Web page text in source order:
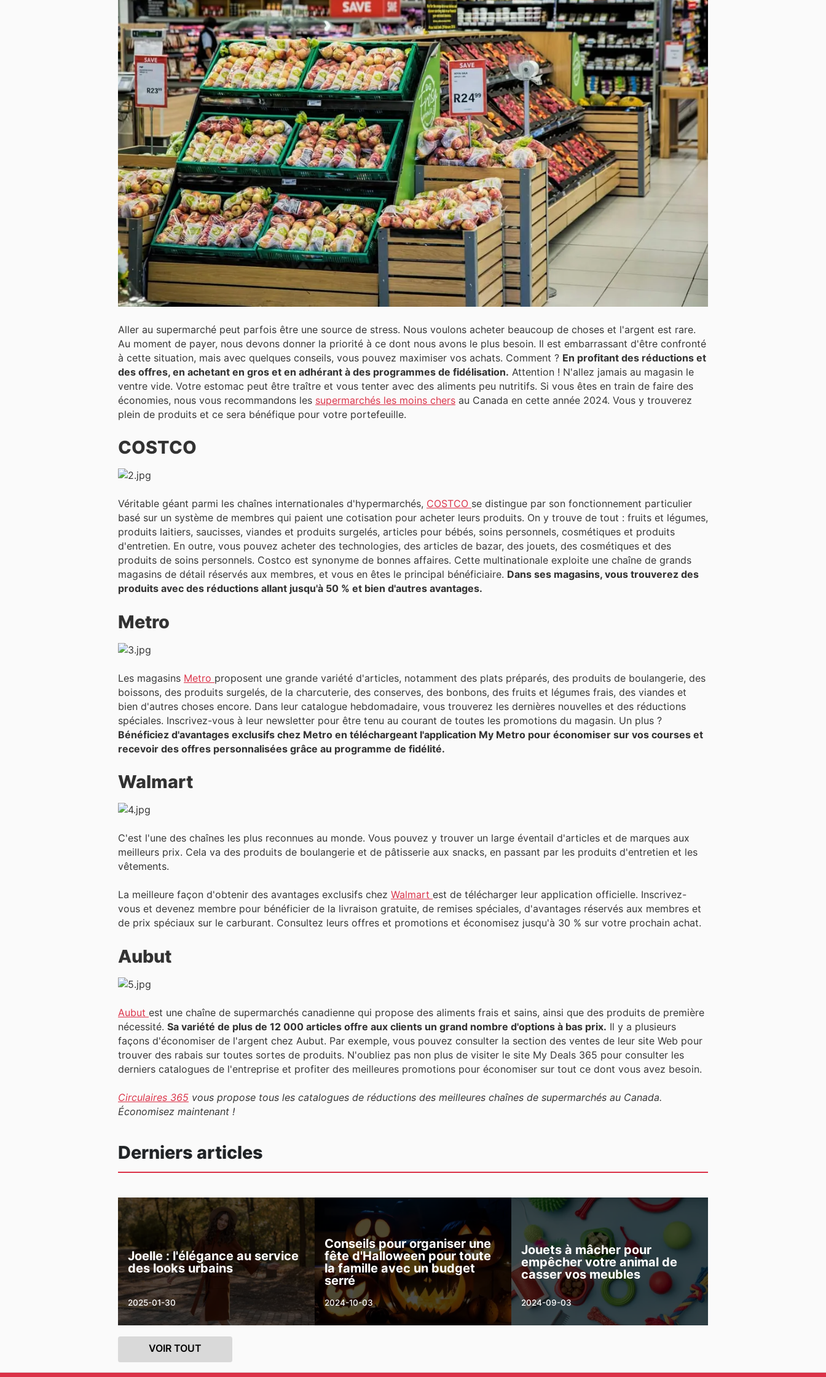
Aller au supermarché peut parfois être une source de stress. Nous voulons acheter beaucoup de choses et l'argent est rare.
Au moment de payer, nous devons donner la priorité à ce dont nous avons le plus besoin. Il est embarrassant d'être confronté
à cette situation, mais avec quelques conseils, vous pouvez maximiser vos achats. Comment ? En profitant des réductions et
des offres, en achetant en gros et en adhérant à des programmes de fidélisation. Attention ! N'allez jamais au magasin le
ventre vide. Votre estomac peut être traître et vous tenter avec des aliments peu nutritifs. Si vous êtes en train de faire des
économies, nous vous recommandons les supermarchés les moins chers au Canada en cette année 2024. Vous y trouverez
plein de produits et ce sera bénéfique pour votre portefeuille.
COSTCO
Véritable géant parmi les chaînes internationales d'hypermarchés, COSTCO se distingue par son fonctionnement particulier
basé sur un système de membres qui paient une cotisation pour acheter leurs produits. On y trouve de tout : fruits et légumes,
produits laitiers, saucisses, viandes et produits surgelés, articles pour bébés, soins personnels, cosmétiques et produits
d'entretien. En outre, vous pouvez acheter des technologies, des articles de bazar, des jouets, des cosmétiques et des
produits de soins personnels. Costco est synonyme de bonnes affaires. Cette multinationale exploite une chaîne de grands
magasins de détail réservés aux membres, et vous en êtes le principal bénéficiaire. Dans ses magasins, vous trouverez des
produits avec des réductions allant jusqu'à 50 % et bien d'autres avantages.
Metro
Les magasins Metro proposent une grande variété d'articles, notamment des plats préparés, des produits de boulangerie, des
boissons, des produits surgelés, de la charcuterie, des conserves, des bonbons, des fruits et légumes frais, des viandes et
bien d'autres choses encore. Dans leur catalogue hebdomadaire, vous trouverez les dernières nouvelles et des réductions
spéciales. Inscrivez-vous à leur newsletter pour être tenu au courant de toutes les promotions du magasin. Un plus ?
Bénéficiez d'avantages exclusifs chez Metro en téléchargeant l'application My Metro pour économiser sur vos courses et
recevoir des offres personnalisées grâce au programme de fidélité.
Walmart
C'est l'une des chaînes les plus reconnues au monde. Vous pouvez y trouver un large éventail d'articles et de marques aux
meilleurs prix. Cela va des produits de boulangerie et de pâtisserie aux snacks, en passant par les produits d'entretien et les
vêtements.
La meilleure façon d'obtenir des avantages exclusifs chez Walmart est de télécharger leur application officielle. Inscrivez-
vous et devenez membre pour bénéficier de la livraison gratuite, de remises spéciales, d'avantages réservés aux membres et
de prix spéciaux sur le carburant. Consultez leurs offres et promotions et économisez jusqu'à 30 % sur votre prochain achat.
Aubut
Aubut est une chaîne de supermarchés canadienne qui propose des aliments frais et sains, ainsi que des produits de première
nécessité. Sa variété de plus de 12 000 articles offre aux clients un grand nombre d'options à bas prix. Il y a plusieurs
façons d'économiser de l'argent chez Aubut. Par exemple, vous pouvez consulter la section des ventes de leur site Web pour
trouver des rabais sur toutes sortes de produits. N'oubliez pas non plus de visiter le site My Deals 365 pour consulter les
derniers catalogues de l'entreprise et profiter des meilleures promotions pour économiser sur tout ce dont vous avez besoin.
Circulaires 365 vous propose tous les catalogues de réductions des meilleures chaînes de supermarchés au Canada.
Économisez maintenant !
Derniers articles
Joelle : l'élégance au service
des looks urbains
2025-01-30
Conseils pour organiser une
fête d'Halloween pour toute
la famille avec un budget
serré
2024-10-03
Jouets à mâcher pour
empêcher votre animal de
casser vos meubles
2024-09-03
VOIR TOUT